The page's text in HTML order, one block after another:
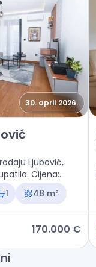
30. april 2026.
Ljubović
Ljubović,
Cijena:
1 48 m²
170.000 €